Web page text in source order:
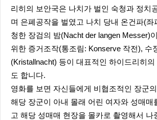
리히의 보안국은 나치가 벌인 숙청과 정치
며 은폐공작을 벌였고 나치 당내 온건파(좌
청한 장검의 밤(Nacht der langen Messer)
위한 증거조작(통조림: Konserve 작전), 수
(Kristallnacht) 등이 대표적인 하이드리히의
도 합니다.
영화를 보면 자신들에게 비협조적인 장군의 약점을 잡으려고
해당 장군이 아내 몰래 어린 여자와 성매매
고 해당 성매매 현장을 몰카로 촬영해서 나